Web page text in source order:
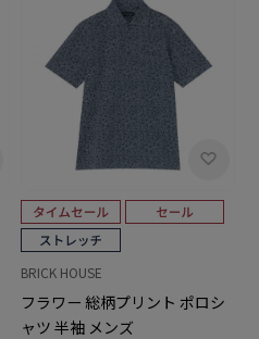
BRICK HOUSE
フラワー 総柄プリント ポロシ
ャツ 半袖 メンズ